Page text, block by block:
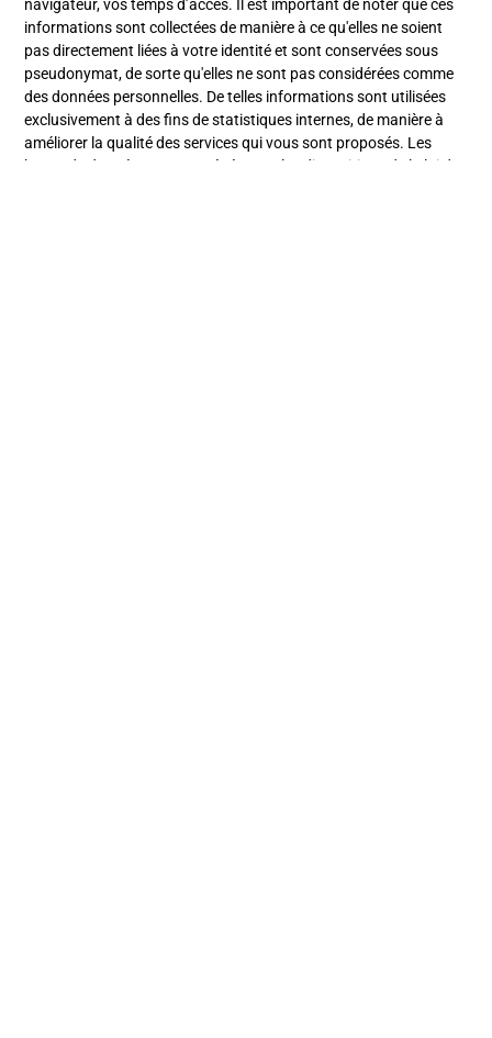
navigateur, vos temps d’accès. Il est important de noter que ces
informations sont collectées de manière à ce qu'elles ne soient
pas directement liées à votre identité et sont conservées sous
pseudonymat, de sorte qu'elles ne sont pas considérées comme
des données personnelles. De telles informations sont utilisées
exclusivement à des fins de statistiques internes, de manière à
améliorer la qualité des services qui vous sont proposés. Les
bases de données sont protégées par les dispositions de la loi du